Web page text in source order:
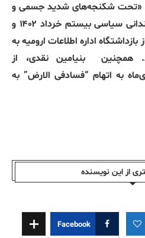
«تحت شکنجه‌های شدید جسمی و
روحی» قرار گرفتند. این دو زندانی سیاسی بیستم خرداد ۱۴۰۲ و
اداره اطلاعات ارومیه به
همچنین
بنیامین نقدی، از
به اتهام “فسادفی الارض” به
از این نویسندە
Facebook